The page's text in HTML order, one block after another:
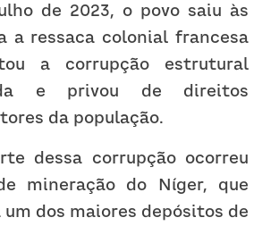
de 2023, o povo saiu às
a ressaca colonial francesa
a corrupção estrutural
e privou de direitos
da população.
dessa corrupção ocorreu
mineração do Níger, que
dos maiores depósitos de